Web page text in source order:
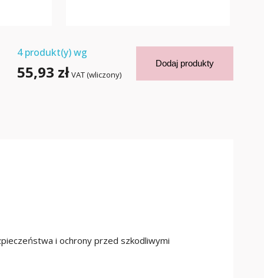
4produkt(y) wg
55,93 zł VAT (wliczony)
Dodaj produkty
i ochrony przed szkodliwymi